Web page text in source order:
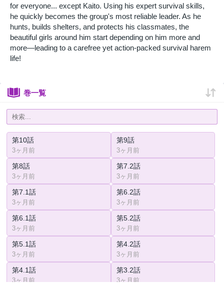
for everyone... except Kaito. Using his expert survival skills,
he quickly becomes the group's most reliable leader. As he
hunts, builds shelters, and protects his classmates, the
beautiful girls around him start depending on him more and
more—leading to a carefree yet action-packed survival harem
life!
巻一覧
第10話
3ヶ月前
第9話
3ヶ月前
第8話
3ヶ月前
第7.2話
3ヶ月前
第7.1話
3ヶ月前
第6.2話
3ヶ月前
第6.1話
3ヶ月前
第5.2話
3ヶ月前
第5.1話
3ヶ月前
第4.2話
3ヶ月前
第4.1話
3ヶ月前
第3.2話
3ヶ月前